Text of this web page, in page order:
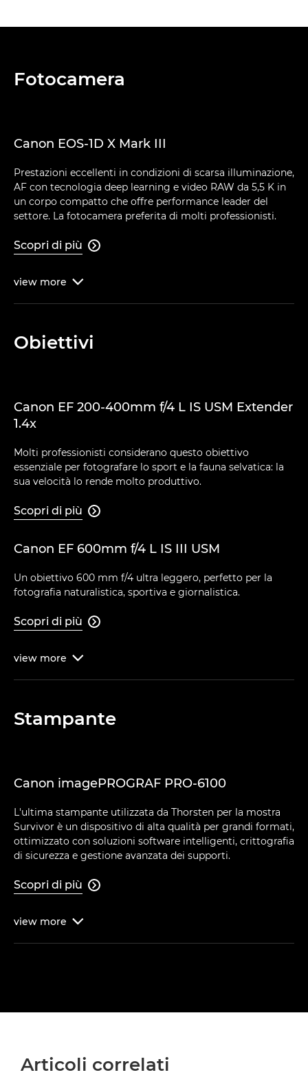
Fotocamera
Canon EOS-1D X Mark III
Prestazioni eccellenti in condizioni di scarsa illuminazione,
AF con tecnologia deep learning e video RAW da 5,5 K in
un corpo compatto che offre performance leader del
settore. La fotocamera preferita di molti professionisti.
Scopri di più 
view more 
Obiettivi
Canon EF 200-400mm f/4 L IS USM Extender
1.4x
Molti professionisti considerano questo obiettivo
essenziale per fotografare lo sport e la fauna selvatica: la
sua velocità lo rende molto produttivo.
Scopri di più 
Canon EF 600mm f/4 L IS III USM
Un obiettivo 600 mm f/4 ultra leggero, perfetto per la
fotografia naturalistica, sportiva e giornalistica.
Scopri di più 
view more 
Stampante
Canon imagePROGRAF PRO-6100
L'ultima stampante utilizzata da Thorsten per la mostra
Survivor è un dispositivo di alta qualità per grandi formati,
ottimizzato con soluzioni software intelligenti, crittografia
di sicurezza e gestione avanzata dei supporti.
Scopri di più 
view more 
Articoli correlati